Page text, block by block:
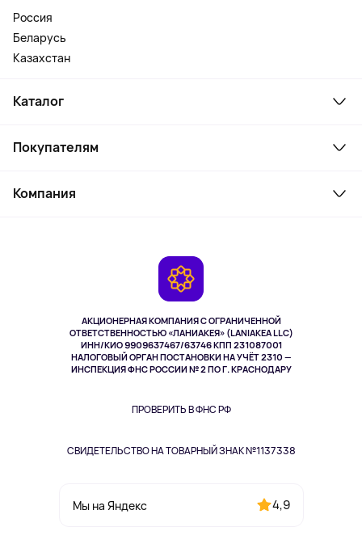
АКЦИОНЕРНАЯ КОМПАНИЯ С ОГРАНИЧЕННОЙ
ОТВЕТСТВЕННОСТЬЮ «ЛАНИАКЕЯ» (LANIAKEA LLC)
ИНН/КИО 9909637467/63746 КПП 231087001
НАЛОГОВЫЙ ОРГАН ПОСТАНОВКИ НА УЧЁТ 2310 —
ИНСПЕКЦИЯ ФНС РОССИИ № 2 ПО Г. КРАСНОДАРУ
ПРОВЕРИТЬ В ФНС РФ
СВИДЕТЕЛЬСТВО НА ТОВАРНЫЙ ЗНАК №1137338
Мы на Яндекс 4,9
Россия
Беларусь
Казахстан
Каталог
Ноутбуки, мониторы, VR
Косметика и уход
Здоровье питомцев
Одежда и аксессуары
Покупателям
Как заказать
Компания